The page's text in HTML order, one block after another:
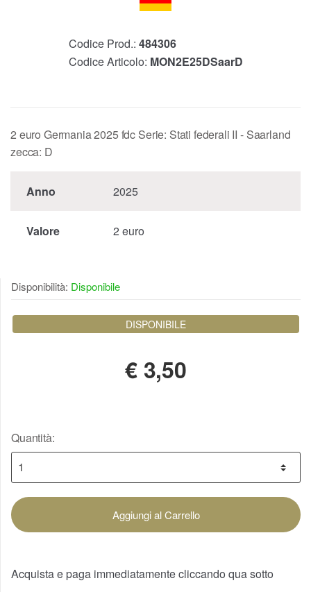
Codice Prod.: 484306
Codice Articolo: MON2E25DSaarD
2 euro Germania 2025 fdc Serie: Stati federali II - Saarland
zecca: D
Anno 2025
Valore 2 euro
Disponibilità: Disponibile
DISPONIBILE
€ 3,50
Quantità:
Aggiungi al Carrello
Acquista e paga immediatamente cliccando qua sotto